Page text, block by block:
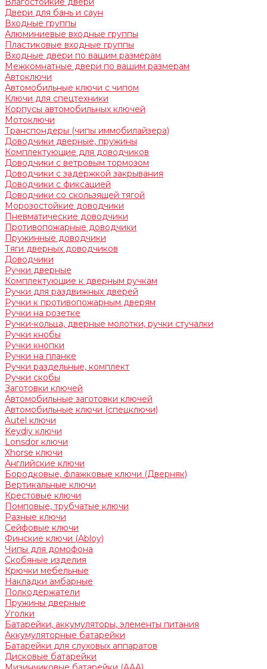
Двери для бань и саун
Входные группы
Алюминиевые входные группы
Пластиковые входные группы
Входные двери по вашим размерам
Межкомнатные двери по вашим размерам
Автоключи
Автомобильные ключи с чипом
Ключи для спецтехники
Корпусы автомобильных ключей
Мотоключи
Транспондеры (чипы иммобилайзера)
Доводчики дверные, пружины
Комплектующие для доводчиков
Доводчики с ветровым тормозом
Доводчики с задержкой закрывания
Доводчики с фиксацией
Доводчики со скользящей тягой
Морозостойкие доводчики
Пневматические доводчики
Противопожарные доводчики
Пружинные доводчики
Тяги дверных доводчиков
Доводчики
Ручки дверные
Комплектующие к дверным ручкам
Ручки для раздвижных дверей
Ручки к противопожарным дверям
Ручки на розетке
Ручки-кольца, дверные молотки, ручки стучалки
Ручки кнобы
Ручки кнопки
Ручки на планке
Ручки раздельные, комплект
Ручки скобы
Заготовки ключей
Автомобильные заготовки ключей
Автомобильные ключи (спецключи)
Autel ключи
Keydiy ключи
Lonsdor ключи
Xhorse ключи
Английские ключи
Бородковые, флажковые ключи (Дверняк)
Вертикальные ключи
Крестовые ключи
Помповые, трубчатые ключи
Разные ключи
Сейфовые ключи
Финские ключи (Abloy)
Чипы для домофона
Скобяные изделия
Крючки мебельные
Накладки амбарные
Полкодержатели
Пружины дверные
Уголки
Батарейки, аккумуляторы, элементы питания
Аккумуляторные батарейки
Батарейки для слуховых аппаратов
Дисковые батарейки